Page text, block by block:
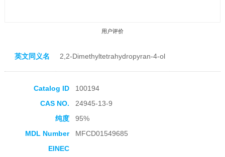
用户评价
收藏产品
英文同义名 2,2-Dimethyltetrahydropyran-4-ol
Catalog ID
100194
CAS NO.
24945-13-9
纯度
95%
MDL Number
MFCD01549685
EINEC